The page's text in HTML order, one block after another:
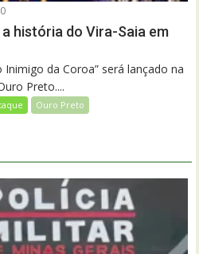
0
história do Vira-Saia em
Inimigo da Coroa” será lançado na
Preto....
Ouro Preto